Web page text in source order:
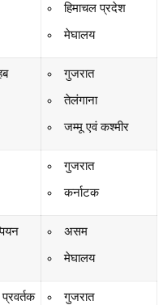
हिमाचल प्रदेश
मेघालय
गुजरात
तेलंगाना
जम्मू एवं कश्मीर
गुजरात
कर्नाटक
असम
मेघालय
प्रवर्तक गुजरात